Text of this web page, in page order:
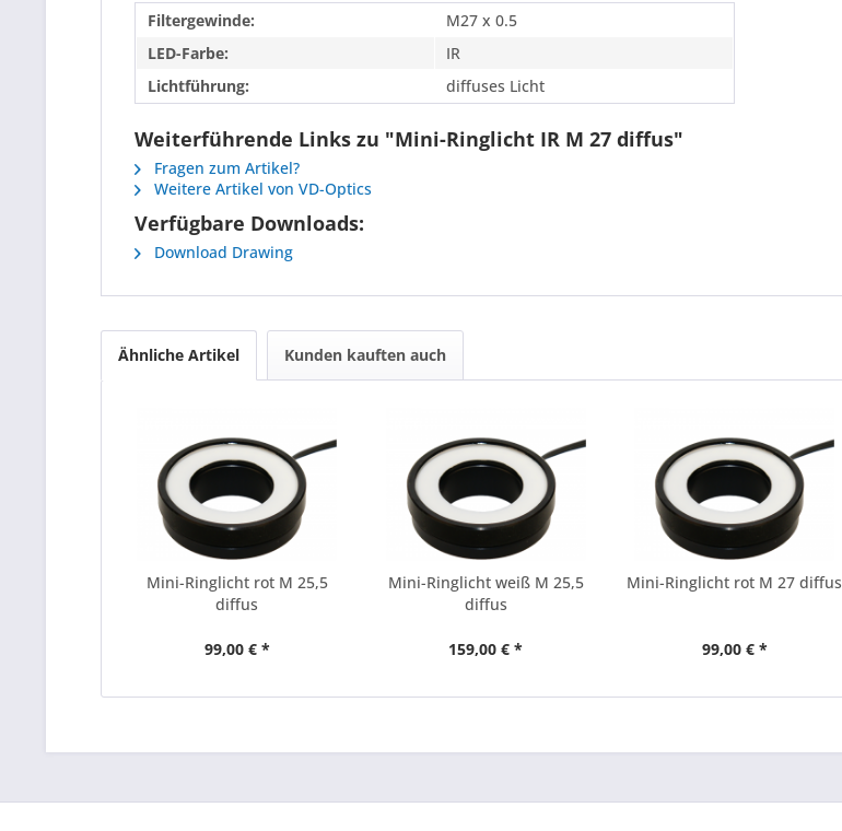
Filtergewinde:
M27 x 0.5
LED-Farbe:
IR
Lichtführung:
diffuses Licht
Weiterführende Links zu "Mini-Ringlicht IR M 27 diffus"
Fragen zum Artikel?
Weitere Artikel von VD-Optics
Verfügbare Downloads:
Download Drawing
Ähnliche Artikel Kunden kauften auch
Mini-Ringlicht rot M 25,5
diffus
99,00 € *
Mini-Ringlicht weiß M 25,5
diffus
159,00 € *
Mini-Ringlicht rot M 27 diffus
99,00 € *